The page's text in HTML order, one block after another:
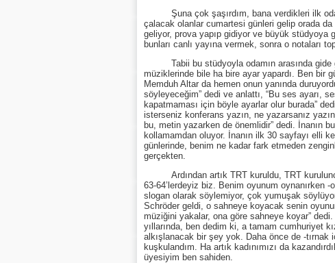
Şuna çok şaşırdım, bana verdikleri ilk
çalacak olanlar cumartesi günleri gelip orada
geliyor, prova yapıp gidiyor ve büyük stüdyoya
bunları canlı yayına vermek, sonra o notaları
Tabii bu stüdyoyla odamın arasında gide
müziklerinde bile ha bire ayar yapardı. Ben bir
Memduh Altar da hemen onun yanında
söyleyeceğim” dedi ve anlattı, “Bu ses ayarı,
kapatmaması için böyle ayarlar olur burada”
isterseniz konferans yazın, ne yazarsanız
bu, metin yazarken de önemlidir” dedi. İnanın
kollamamdan oluyor. İnanın ilk 30 sayfayı elli
günlerinde, benim ne kadar fark etmeden
gerçekten.
Ardından artık TRT kuruldu, TRT kurulunca
63-64’lerdeyiz biz. Benim oyunum oynanırken
slogan olarak söylemiyor, çok yumuşak
Schröder geldi, o sahneye koyacak senin
müziğini yakalar, ona göre sahneye koyar”
yıllarında, ben dedim ki, a tamam cumhuriyet
alkışlanacak bir şey yok. Daha önce de -tırnak
kuşkulandım. Ha artık kadınımızı da
üyesiyim ben sahiden.